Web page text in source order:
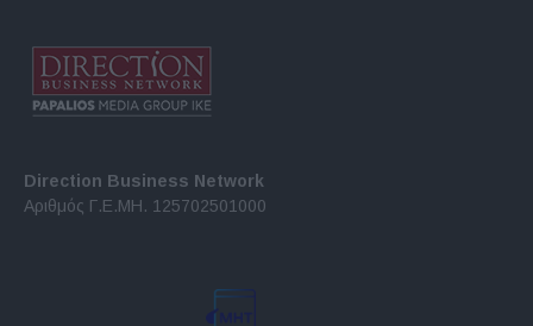
Direction Business Network
Αριθμός Γ.Ε.ΜΗ. 125702501000